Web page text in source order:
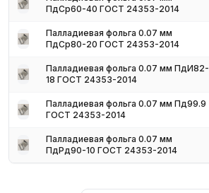
ПдСр60-40 ГОСТ 24353-2014
Палладиевая фольга 0.07 мм
ПдСр80-20 ГОСТ 24353-2014
Палладиевая фольга 0.07 мм ПдИ82-
18 ГОСТ 24353-2014
Палладиевая фольга 0.07 мм Пд99.9
ГОСТ 24353-2014
Палладиевая фольга 0.07 мм
ПдРд90-10 ГОСТ 24353-2014